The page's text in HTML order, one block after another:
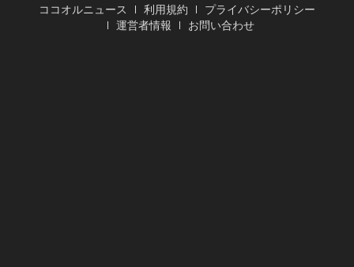
ココオルニュース 利用規約
プライバシーポリシー
運営者情報
お問い合わせ